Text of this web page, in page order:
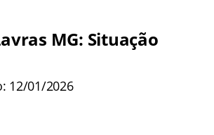
MG: Situação
12/01/2026